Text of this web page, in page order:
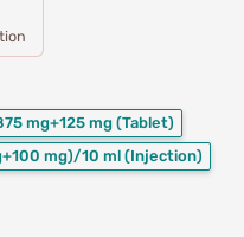
mg+125 mg (Tablet)
mg)/10 ml(Injection)